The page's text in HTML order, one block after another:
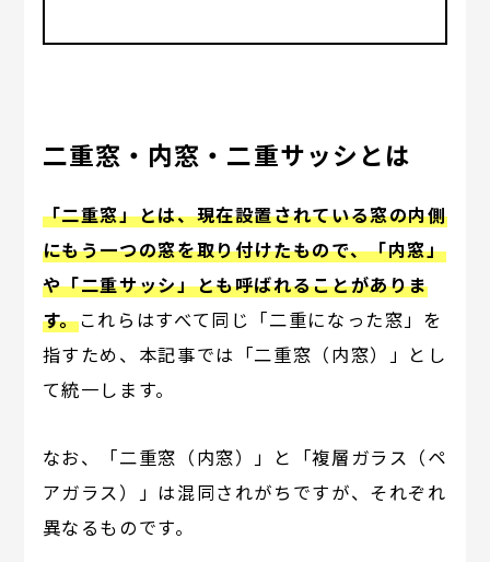
二重窓・内窓・二重サッシとは
「二重窓」とは、現在設置されている窓の内側
にもう一つの窓を取り付けたもので、「内窓」
や「二重サッシ」とも呼ばれることがありま
す。これらはすべて同じ「二重になった窓」を
指すため、本記事では「二重窓（内窓）」とし
て統一します。
なお、「二重窓（内窓）」と「複層ガラス（ペ
アガラス）」は混同されがちですが、それぞれ
異なるものです。